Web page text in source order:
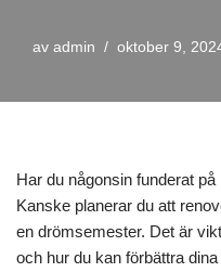
av admin oktober 9,
Har du någonsin funderat
Kanske planerar du att
en drömsemester. Det är
och hur du kan förbättra